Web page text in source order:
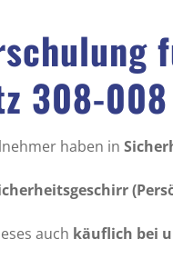
308-008
haben in
auch käuflich bei